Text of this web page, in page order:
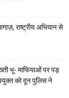
राष्ट्रीय अभियान से
भू- माफियाओं पर पड़
को दून पुलिस ने